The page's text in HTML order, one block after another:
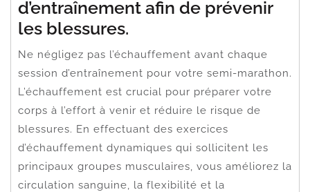
d’entraînement afin de prévenir
les blessures.
Ne négligez pas l’échauffement avant chaque
session d’entraînement pour votre semi-marathon.
L’échauffement est crucial pour préparer votre
corps à l’effort à venir et réduire le risque de
blessures. En effectuant des exercices
d’échauffement dynamiques qui sollicitent les
principaux groupes musculaires, vous améliorez la
circulation sanguine, la flexibilité et la